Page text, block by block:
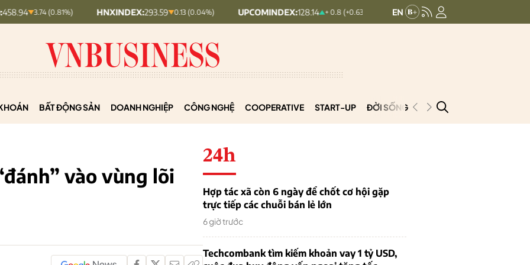
(0.81%) HNXINDEX: 293.59 0.13 (0.04%) UPCOMINDEX:128.14 + 0.8 (+0.63%) VN30: 1,916.88 19.71 (1.02%)
BẤT ĐỘNG SẢN DOANH NGHIỆP CÔNG NGHỆ COOPERATIVE START-UP ĐỜI SỐNG PODCAST
vào vùng lõi
24h
Hợp tác xã còn 6 ngày để chốt cơ hội gặp
trực tiếp các chuỗi bán lẻ lớn
6 giờ trước
Techcombank tìm kiếm khoản vay 1 tỷ USD,